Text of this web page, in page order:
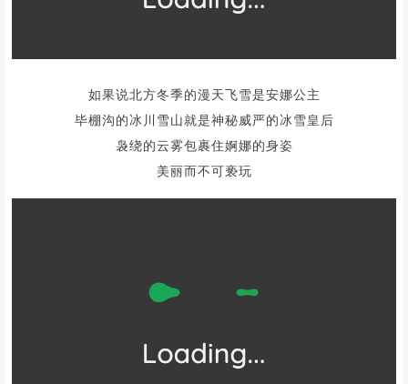
如果说北方冬季的漫天飞雪是安娜公主
毕棚沟的冰川雪山就是神秘威严的冰雪皇后
袅绕的云雾包裹住婀娜的身姿
美丽而不可亵玩